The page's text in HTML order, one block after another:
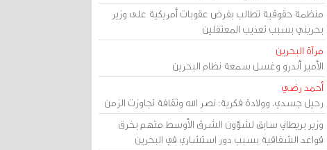
منظمة حقوقية تطالب بفرض عقوبات أمريكية على وزير
بحريني بسبب تعذيب المعتقلين
مرآة البحرين
الأمير أندرو وغسل سمعة نظام البحرين
أحمد رضي
رحيل جسدي، وولادة فكرية: نصر الله وثقافة تجاوزت الزمن
وزير بريطاني سابق لشؤون الشرق الأوسط متهم بخرق
قواعد الشفافية بسبب دور استشاري في البحرين